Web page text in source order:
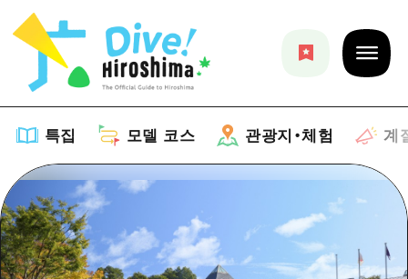
특집 모델 코스 관광지・체험 계
특집
목록
모델 코스